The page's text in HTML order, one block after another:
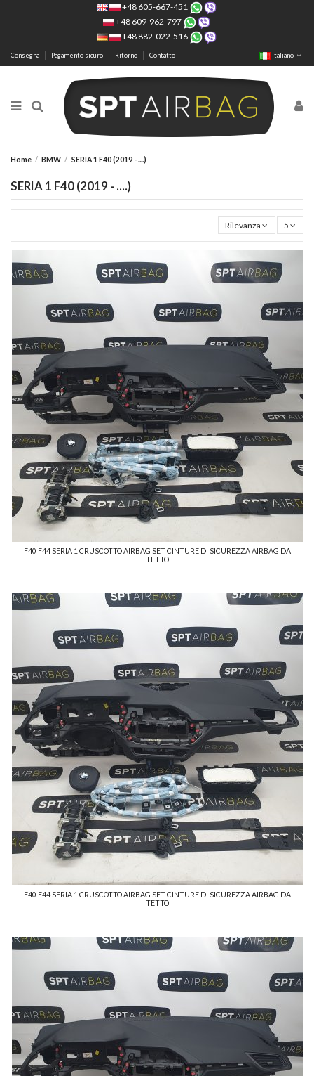
+48 605-667-451
+48 609-962-797
+48 882-022-516
Consegna Pagamento sicuro Ritorno Contatto Italiano
Home BMW SERIA 1 F40 (2019 - ....)
SERIA 1 F40 (2019 - ....)
Rilevanza 5
F40 F44 SERIA 1 CRUSCOTTO AIRBAG SET CINTURE DI SICUREZZA AIRBAG DA
TETTO
F40 F44 SERIA 1 CRUSCOTTO AIRBAG SET CINTURE DI SICUREZZA AIRBAG DA
TETTO